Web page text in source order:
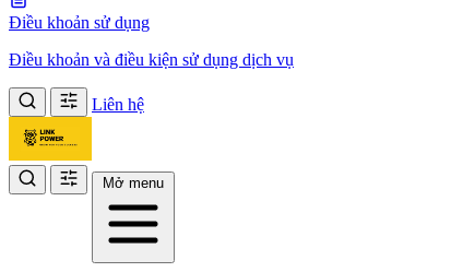
Điều khoản sử dụng
Điều khoản và điều kiện sử dụng dịch vụ
Liên hệ
Mở menu